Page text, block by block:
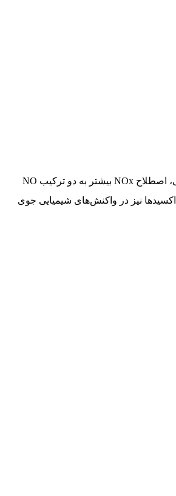
هر یک از این ترکیبات دارای خواص فیزیکی و شیمیایی منحصر به فردی هستند. به طور کلی، اصطلاح NOx بیشتر به دو ترکیب NO
نیز در واکنش‌های شیمیایی جوی